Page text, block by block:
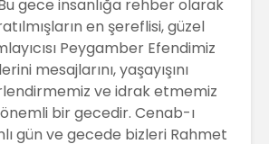
gece insanlığa rehber olarak
en şereflisi, güzel
Peygamber Efendimiz
mesajlarını, yaşayışını
ve idrak etmemiz
önemli bir gecedir. Cenab-ı
gün ve gecede bizleri Rahmet